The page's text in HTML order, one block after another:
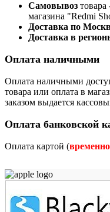
Самовывоз товара
магазина "Redmi
Доставка по
Доставка в
Оплата наличными
Оплата наличными
товара или оплата в
заказом выдается
Оплата банковской
Оплата картой (